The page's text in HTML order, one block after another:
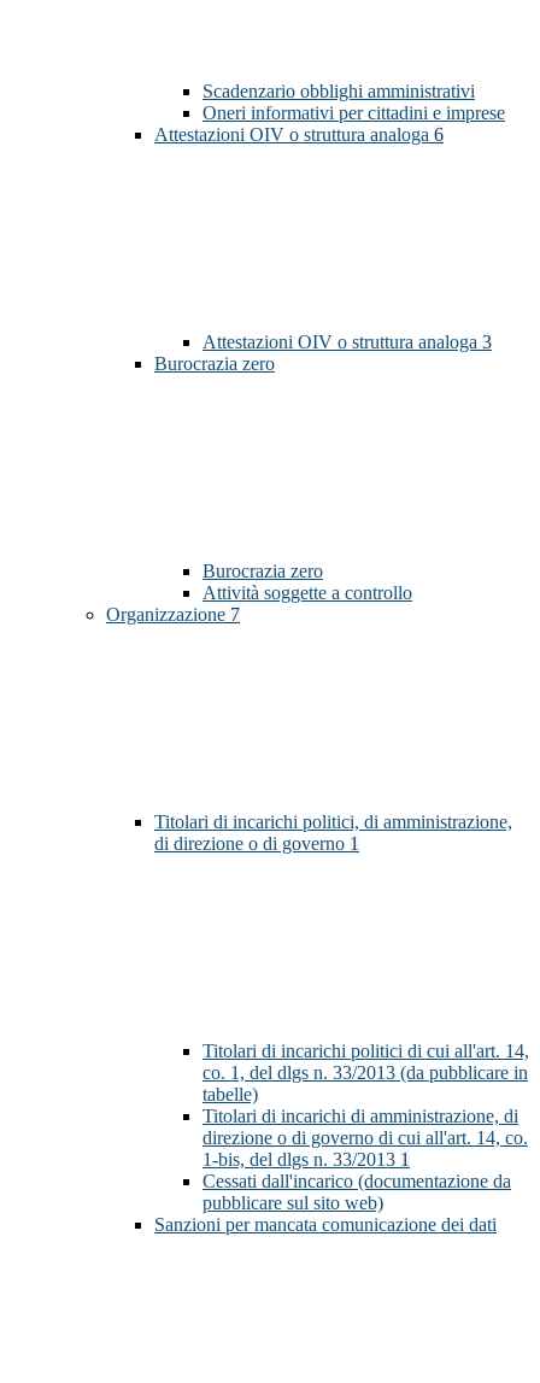
Scadenzario obblighi amministrativi
Oneri informativi per cittadini e imprese
Attestazioni OIV o struttura analoga 6
Attestazioni OIV o struttura analoga 3
Burocrazia zero
Burocrazia zero
Attività soggette a controllo
Organizzazione 7
Titolari di incarichi politici, di amministrazione,
di direzione o di governo 1
Titolari di incarichi politici di cui all'art. 14,
co. 1, del dlgs n. 33/2013 (da pubblicare in
tabelle)
Titolari di incarichi di amministrazione, di
direzione o di governo di cui all'art. 14, co.
1-bis, del dlgs n. 33/2013 1
Cessati dall'incarico (documentazione da
pubblicare sul sito web)
Sanzioni per mancata comunicazione dei dati